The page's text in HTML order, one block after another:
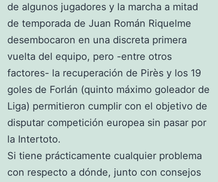
de algunos jugadores y la marcha a mitad
de temporada de Juan Román Riquelme
desembocaron en una discreta primera
vuelta del equipo, pero -entre otros
factores- la recuperación de Pirès y los 19
goles de Forlán (quinto máximo goleador de
Liga) permitieron cumplir con el objetivo de
disputar competición europea sin pasar por
la Intertoto.
Si tiene prácticamente cualquier problema
con respecto a dónde, junto con consejos